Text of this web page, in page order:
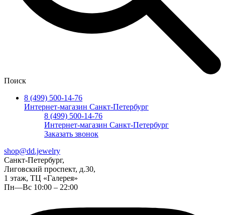
Поиск
8 (499) 500-14-76
Интернет-магазин Санкт-Петербург
8 (499) 500-14-76
Интернет-магазин Санкт-Петербург
Заказать звонок
shop@dd.jewelry
Санкт-Петербург,
Лиговский проспект, д.30,
1 этаж, ТЦ «Галерея»
Пн—Вс 10:00 – 22:00